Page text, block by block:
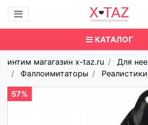
КАТАЛОГ
интим магагазин x-taz.ru
Для нее
Фаллоимитаторы
Реалистики
57%